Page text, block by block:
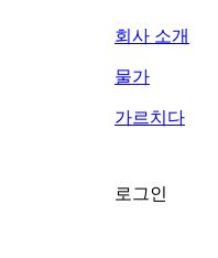
회사 소개
물가
가르치다
로그인